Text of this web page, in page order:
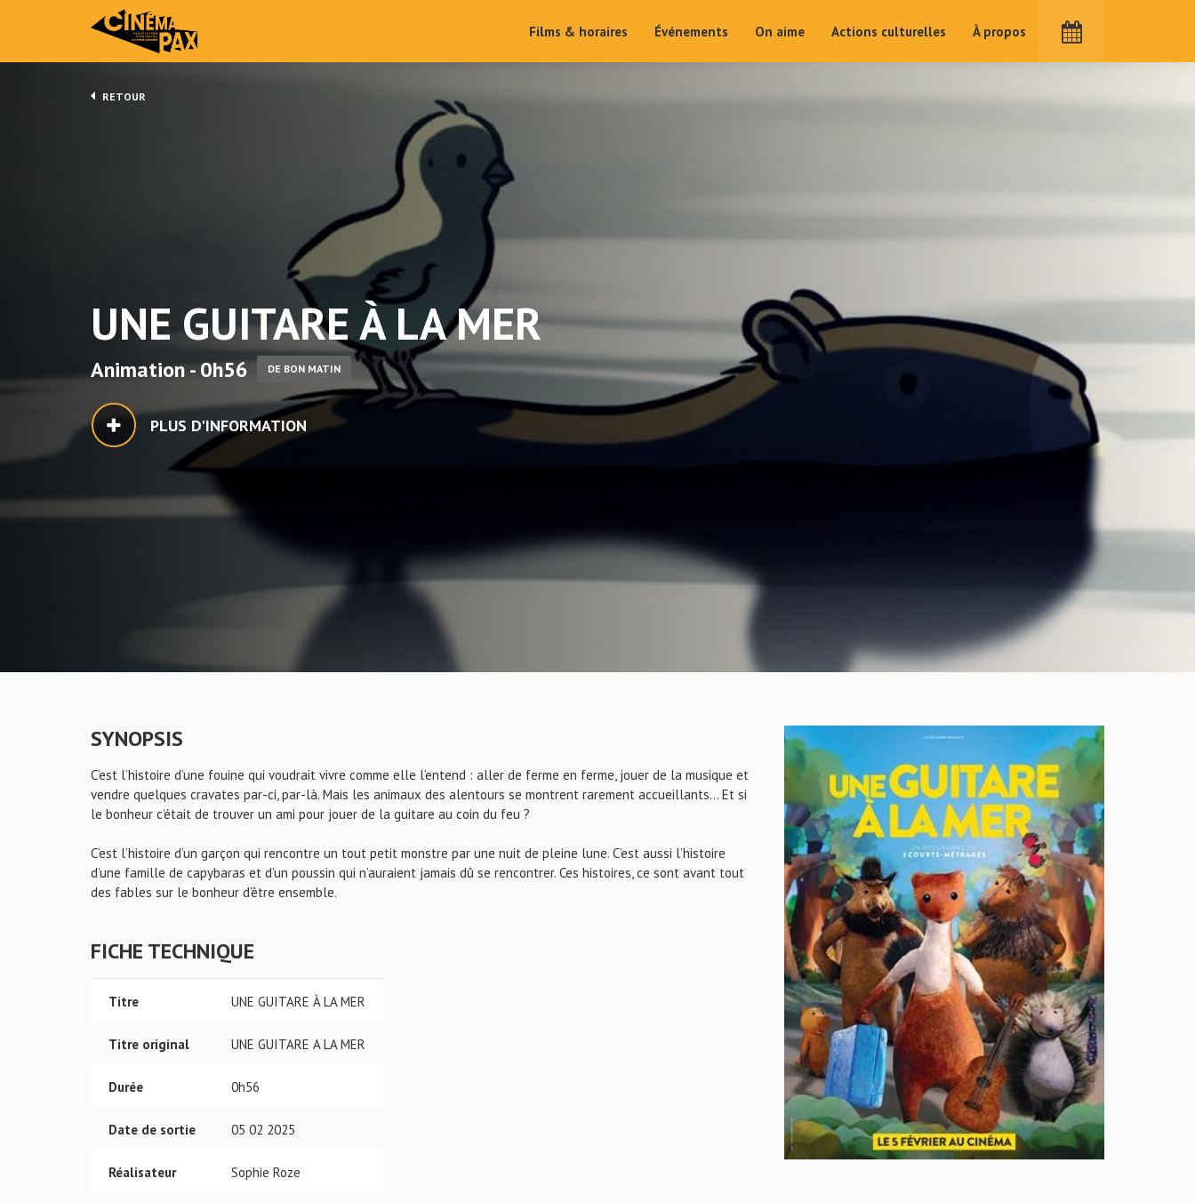
Films & horaires Événements On aime Actions culturelles À propos
RETOUR
UNE GUITARE À LA MER
Animation - 0h56 DE BON MATIN
PLUS D'INFORMATION
SYNOPSIS
C’est l’histoire d’une fouine qui voudrait vivre comme elle l’entend : aller de ferme en ferme, jouer de la musique et
vendre quelques cravates par-ci, par-là. Mais les animaux des alentours se montrent rarement accueillants… Et si
le bonheur c’était de trouver un ami pour jouer de la guitare au coin du feu ?
C’est l’histoire d’un garçon qui rencontre un tout petit monstre par une nuit de pleine lune. C’est aussi l’histoire
d’une famille de capybaras et d’un poussin qui n’auraient jamais dû se rencontrer. Ces histoires, ce sont avant tout
des fables sur le bonheur d’être ensemble.
FICHE TECHNIQUE
Titre UNE GUITARE À LA MER
Titre original UNE GUITARE A LA MER
Durée 0h56
Date de sortie 05 02 2025
Réalisateur Sophie Roze